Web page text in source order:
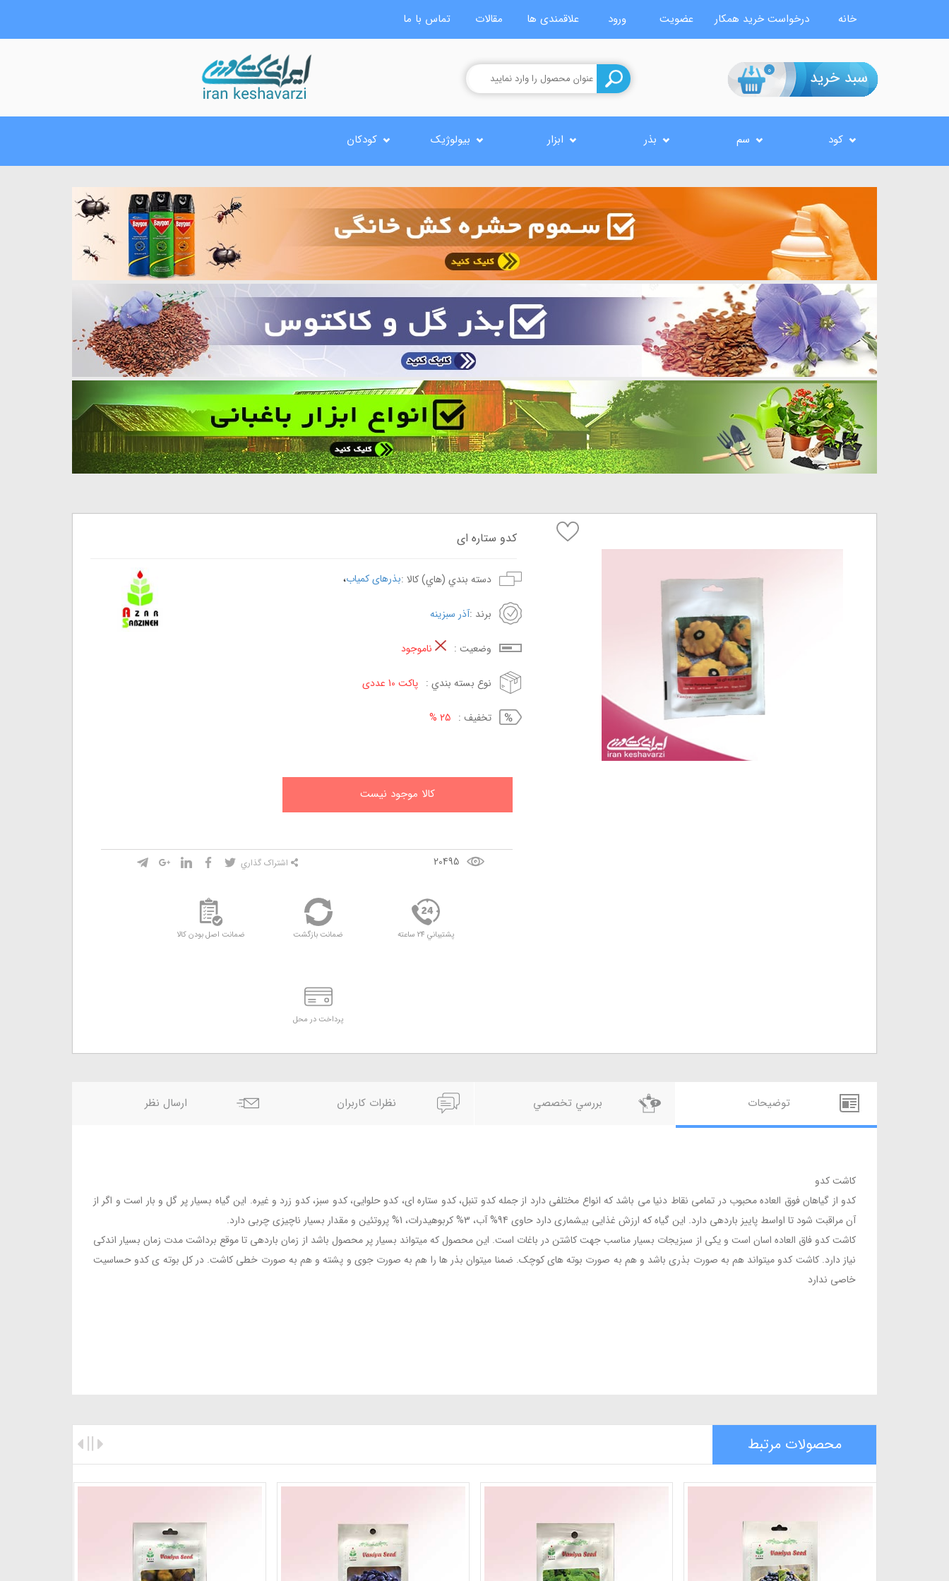
تماس با ما مقالات علاقمندی ها ورود عضویت درخواست خرید همکار خانه
0
کود سم بذر ابزار بیولوژیک کودکان
کدو ستاره ای
دسته بندي (هاي) کالا :بذرهای کمیاب،
برند :آذر سبزینه
وضعيت : ناموجود
نوع بسته بندي : پاکت 10 عددی
تخفيف : 25 %
کالا موجود نيست
20495 اشتراک گذاري
پشتيباني 24 ساعته ضمانت بازگشت ضمانت اصل بودن کالا
پرداخت در محل
توضيحات بررسي تخصصي نظرات کاربران ارسال نظر
کاشت کدو
کدو از گیاهان فوق العاده محبوب در تمامی نقاط دنیا می باشد که انواع مختلفی دارد از جمله کدو تنبل، کدو ستاره ای، کدو حلوایی، کدو سبز، کدو زرد و غیره. این گیاه بسیار پر گل و بار است و اگر از
آن مراقبت شود تا اواسط پاییز باردهی دارد. این گیاه که ارزش غذایی بیشماری دارد حاوی 94% آب، 3% کربوهیدرات، 1% پروتئین و مقدار بسیار ناچیزی چربی دارد.
کاشت کدو فاق العاده اسان است و یکی از سبزیجات بسیار مناسب جهت کاشتن در باغات است. این محصول که میتواند بسیار پر محصول باشد از زمان باردهی تا موقع برداشت مدت زمان بسیار اندکی
نیاز دارد. کاشت کدو میتواند هم به صورت بذری باشد و هم به صورت بوته های کوچک. ضمنا میتوان بذر ها را هم به صورت جوی و پشته و هم به صورت خطی کاشت. در کل بوته ی کدو حساسیت
خاصی ندارد
محصولات مرتبط